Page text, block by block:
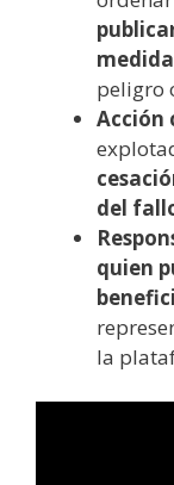
medida
peligro
Acción
del
quien
la